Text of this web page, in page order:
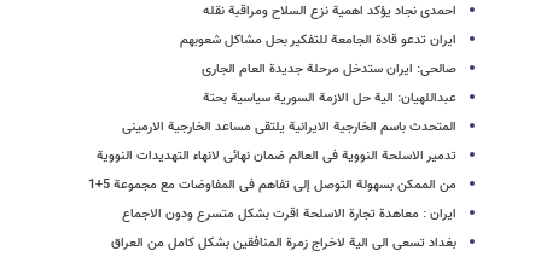
احمدی نجاد یؤکد اهمیة نزع السلاح ومراقبة نقله
ایران تدعو قادة الجامعة للتفکیر بحل مشاکل شعوبهم
صالحی: ایران ستدخل مرحلة جدیدة العام الجاری
عبداللهیان: الیة حل الازمة السوریة سیاسیة بحتة
المتحدث باسم الخارجیة الایرانیة یلتقی مساعد الخارجیة الارمینی
تدمیر الاسلحة النوویة فی العالم ضمان نهائی لانهاء التهدیدات النوویة
من الممکن بسهولة التوصل إلی تفاهم فی المفاوضات مع مجموعة 5+1
ایران : معاهدة تجارة الاسلحة اقرت بشکل متسرع ودون الاجماع
بغداد تسعی الی الیة لاخراج زمرة المنافقین بشکل کامل من العراق